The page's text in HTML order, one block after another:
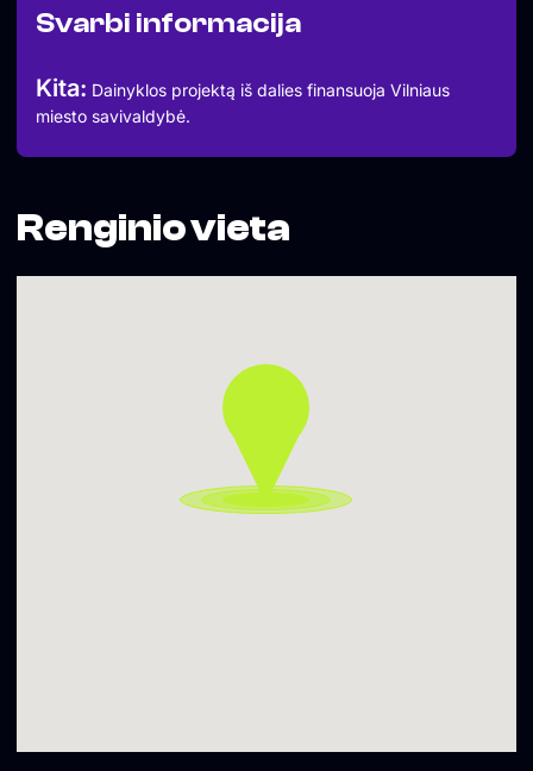
Rėmėjas: Vilniaus miesto savivaldybė
smarsas“, Lietuvos teatro, muzikos ir kino muziejus, Vilniaus
literatų namai, „Lynxmonadas“, „BŪKČIA“ kombučia
programą „LRT radijo akademija“. Daugiau informacijos –
https://radijoakademija.lrt.lt/
Svarbi informacija
Kita: Dainyklos projektą iš dalies finansuoja Vilniaus
miesto savivaldybė.
Renginio vieta